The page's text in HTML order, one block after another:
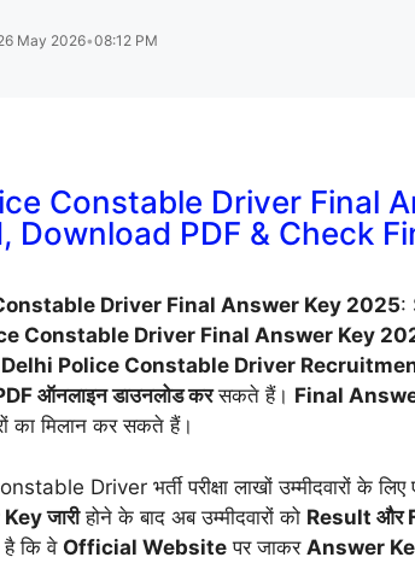
May 2026•08:12 PM
Constable Driver Final
Download PDF & Check
Driver Final Answer Key 2025:
Constable Driver Final Answer Key
Delhi Police Constable Driver
ऑनलाइन डाउनलोड करसकते हैं। Final
का मिलान कर सकते हैं।
Driver भर्ती परीक्षा लाखों उम्मीदवारों के लिए
जारीहोने के बाद अब उम्मीदवारों को Result और
है कि वे Official Website पर जाकर Answer